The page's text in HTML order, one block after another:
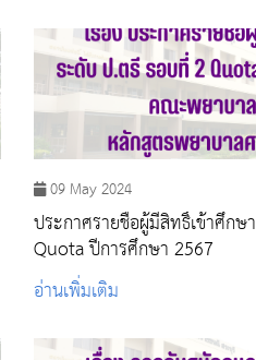
09 May 2024
ประกาศรายชื่อผู้มีสิทธิ์เข้าศึก
Quota ปีการศึกษา 2567
อ่านเพิ่มเติม